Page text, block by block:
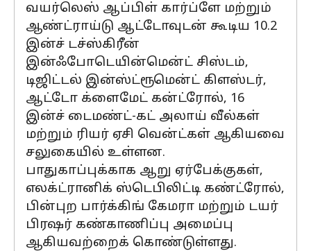
வயர்லெஸ் ஆப்பிள் கார்ப்ளே மற்றும்
ஆண்ட்ராய்டு ஆட்டோவுடன் கூடிய 10.2
இன்ச் டச்ஸ்கிரீன்
இன்ஃபோடெயின்மென்ட் சிஸ்டம்,
டிஜிட்டல் இன்ஸ்ட்ரூமென்ட் கிளஸ்டர்,
ஆட்டோ க்ளைமேட் கன்ட்ரோல், 16
இன்ச் டைமண்ட்-கட் அலாய் வீல்கள்
மற்றும் ரியர் ஏசி வென்ட்கள் ஆகியவை
சலுகையில் உள்ளன.
பாதுகாப்புக்காக ஆறு ஏர்பேக்குகள்,
எலக்ட்ரானிக் ஸ்டெபிலிட்டி கண்ட்ரோல்,
பின்புற பார்க்கிங் கேமரா மற்றும் டயர்
பிரஷர் கண்காணிப்பு அமைப்பு
ஆகியவற்றைக் கொண்டுள்ளது.